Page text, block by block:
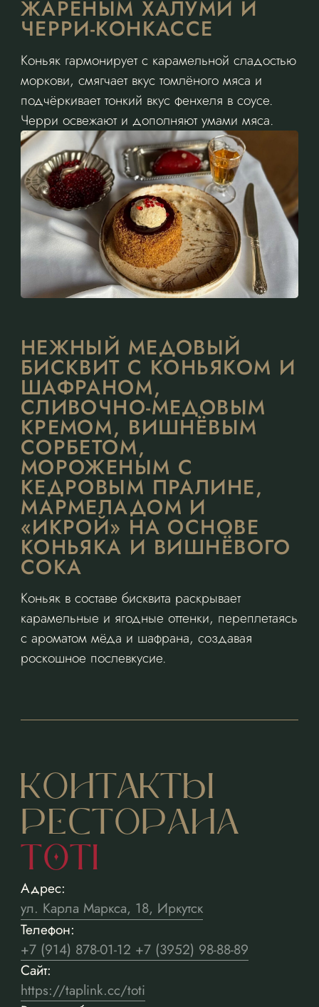
ЖАРЕНЫМ ХАЛУМИ И
ЧЕРРИ-КОНКАССЕ
Коньяк гармонирует с карамельной сладостью
моркови, смягчает вкус томлёного мяса и
подчёркивает тонкий вкус фенхеля в соусе.
Черри освежают и дополняют умами мяса.
НЕЖНЫЙ МЕДОВЫЙ
БИСКВИТ С КОНЬЯКОМ И
ШАФРАНОМ,
СЛИВОЧНО-МЕДОВЫМ
КРЕМОМ, ВИШНЁВЫМ
СОРБЕТОМ,
МОРОЖЕНЫМ С
КЕДРОВЫМ ПРАЛИНЕ,
МАРМЕЛАДОМ И
«ИКРОЙ» НА ОСНОВЕ
КОНЬЯКА И ВИШНЁВОГО
СОКА
Коньяк в составе бисквита раскрывает
карамельные и ягодные оттенки, переплетаясь
с ароматом мёда и шафрана, создавая
роскошное послевкусие.
КОНТАКТЫ
РЕСТОРАНА
TOTI
Адрес:
ул. Карла Маркса, 18, Иркутск
Телефон:
+7 (914) 878-01-12 +7 (3952) 98-88-89
Сайт:
https://taplink.cc/toti